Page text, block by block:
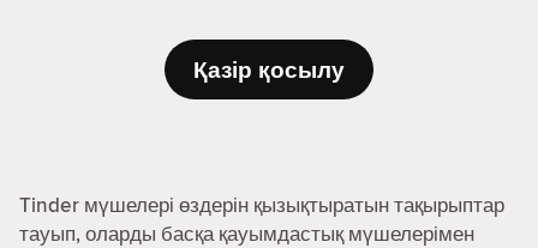
Қазір қосылу
Tinder мүшелері өздерін қызықтыратын тақырыптар
тауып, оларды басқа қауымдастық мүшелерімен